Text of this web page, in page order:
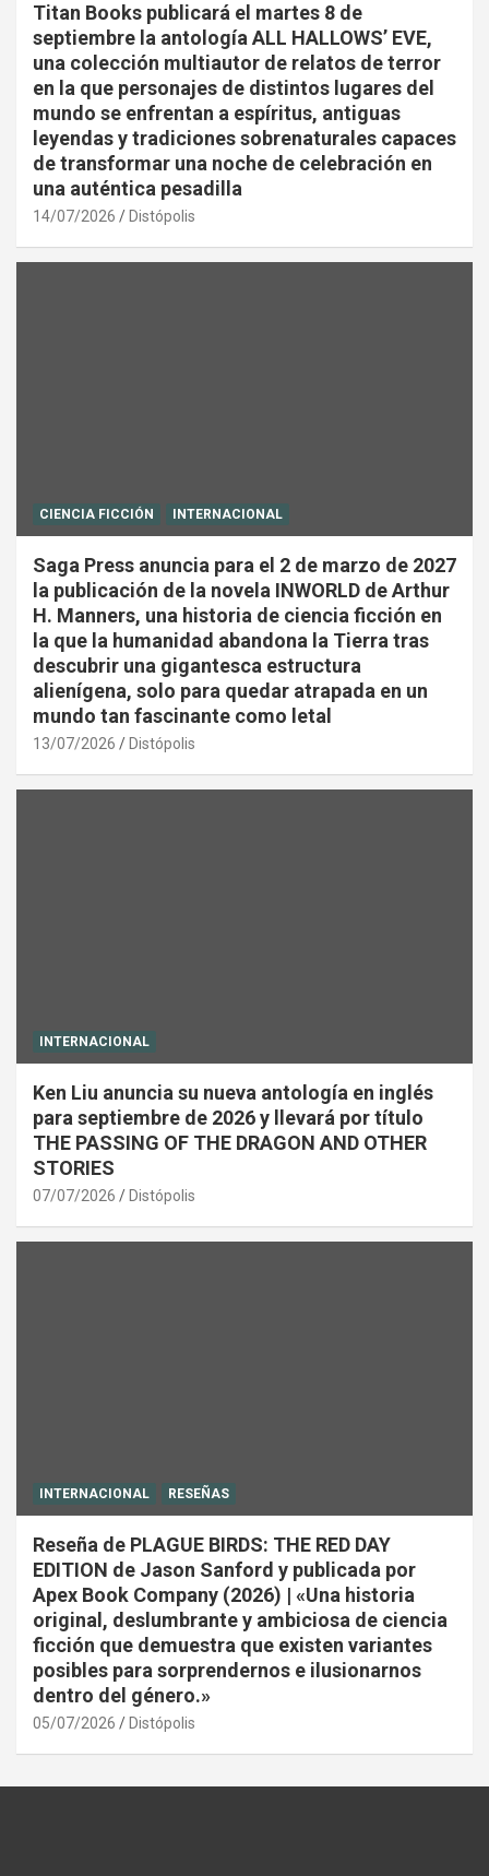
Titan Books publicará el martes 8 de
septiembre la antología ALL HALLOWS’ EVE,
una colección multiautor de relatos de terror
en la que personajes de distintos lugares del
mundo se enfrentan a espíritus, antiguas
leyendas y tradiciones sobrenaturales capaces
de transformar una noche de celebración en
una auténtica pesadilla
14/07/2026 Distópolis
CIENCIA FICCIÓN INTERNACIONAL
Saga Press anuncia para el 2 de marzo de 2027
la publicación de la novela INWORLD de Arthur
H. Manners, una historia de ciencia ficción en
la que la humanidad abandona la Tierra tras
descubrir una gigantesca estructura
alienígena, solo para quedar atrapada en un
mundo tan fascinante como letal
13/07/2026 Distópolis
INTERNACIONAL
Ken Liu anuncia su nueva antología en inglés
para septiembre de 2026 y llevará por título
THE PASSING OF THE DRAGON AND OTHER
STORIES
07/07/2026 Distópolis
INTERNACIONAL RESEÑAS
Reseña de PLAGUE BIRDS: THE RED DAY
EDITION de Jason Sanford y publicada por
Apex Book Company (2026) | «Una historia
original, deslumbrante y ambiciosa de ciencia
ficción que demuestra que existen variantes
posibles para sorprendernos e ilusionarnos
dentro del género.»
05/07/2026 Distópolis